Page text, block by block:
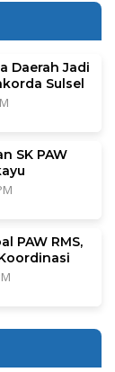
Daerah Jadi
Sulsel
SK PAW
PAW RMS,